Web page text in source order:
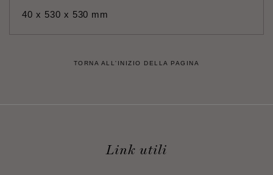
40 x 530 x 530 mm
TORNA ALL'INIZIO DELLA PAGINA
Link utili